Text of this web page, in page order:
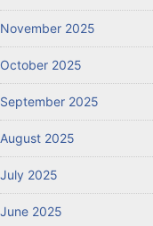
November 2025
October 2025
September 2025
August 2025
July 2025
June 2025